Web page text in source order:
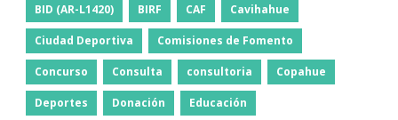
BID (AR-L1420) BIRF CAF Cavihahue
Ciudad Deportiva Comisiones de Fomento
Concurso Consulta consultoria Copahue
Deportes Donación Educación